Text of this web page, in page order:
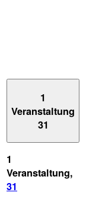
1
Veranstaltung
31
1
Veranstaltung,
31